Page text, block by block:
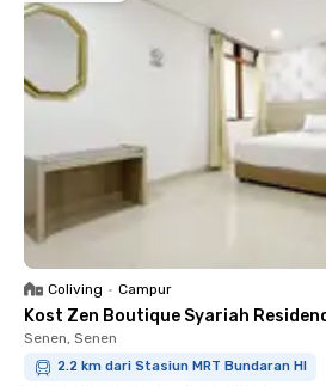
Coliving • Campur
Kost Zen Boutique Syariah
Senen, Senen
2.2 km dari Stasiun MRT Bundaran HI